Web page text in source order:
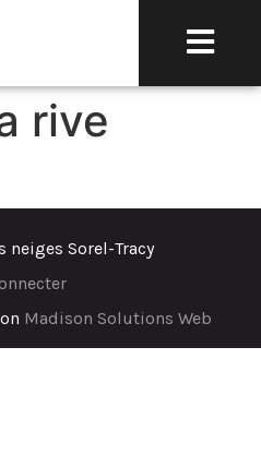
rive
Sorel-Tracy
Madison Solutions Web